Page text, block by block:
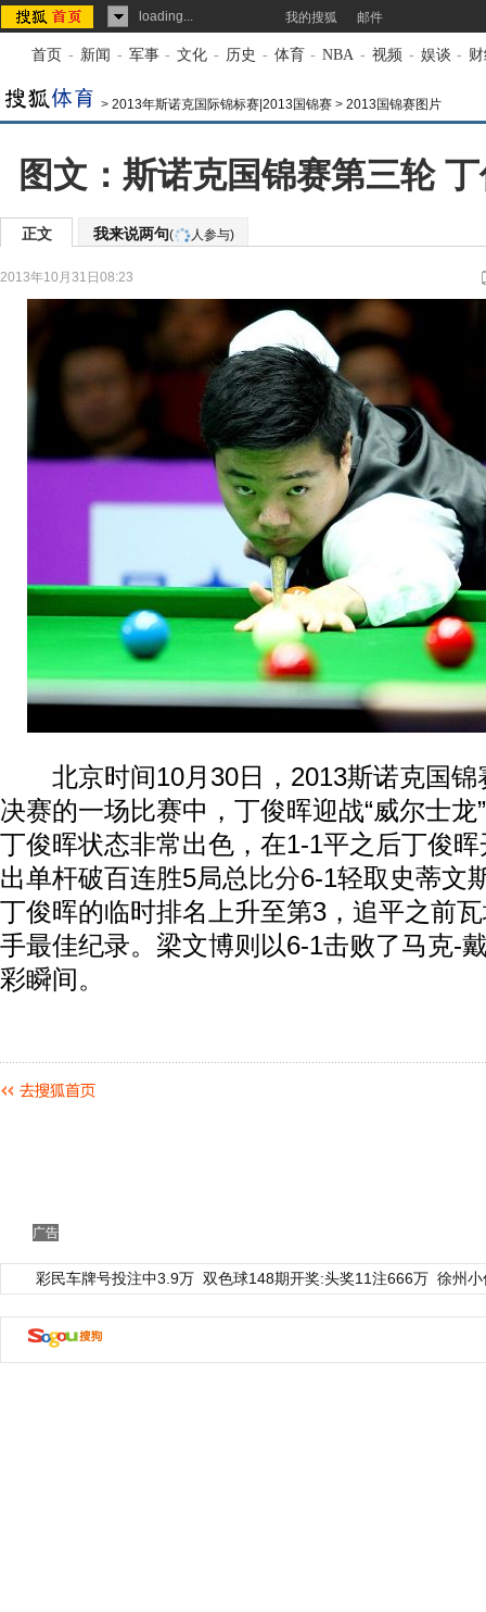
loading... 我的搜狐 邮件
首页 - 新闻 - 军事 - 文化 - 历史 - 体育 - NBA - 视频 - 娱谈 -
> 2013年斯诺克国际锦标赛|2013国锦赛 > 2013国锦赛图片
图文：斯诺克国锦赛第三轮
正文 我来说两句( 人参与)
2013年10月31日08:23
北京时间10月30日，2013斯诺克国锦
决赛的一场比赛中，丁俊晖迎战“威尔士龙
丁俊晖状态非常出色，在1-1平之后丁俊
出单杆破百连胜5局总 比分6-1轻取史蒂文
丁俊晖的临时排名上升至第3，追平之前
手最佳纪录。梁文博则以6-1击败了马克-
彩瞬间。
广告
彩民车牌号投注中3.9万 双色球148期开奖:头奖11注666万 徐州